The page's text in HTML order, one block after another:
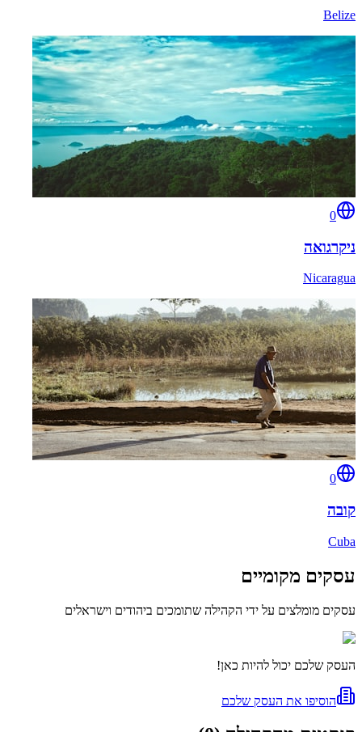
Belize
0
ניקרגואה
Nicaragua
0
קובה
Cuba
עסקים מקומיים
עסקים מומלצים על ידי הקהילה שתומכים ביהודים וישראלים
העסק שלכם יכול להיות כאן!
הוסיפו את העסק שלכם